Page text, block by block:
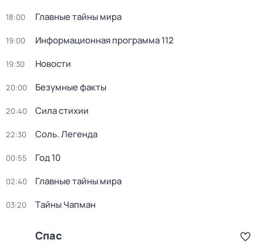
18:00 Главные тайны мира
19:00 Информационная программа 112
19:30 Новости
20:00 Безумные факты
20:40 Сила стихии
22:30 Соль. Легенда
00:55 Год 10
02:40 Главные тайны мира
03:20 Тaйны Чапман
Спас